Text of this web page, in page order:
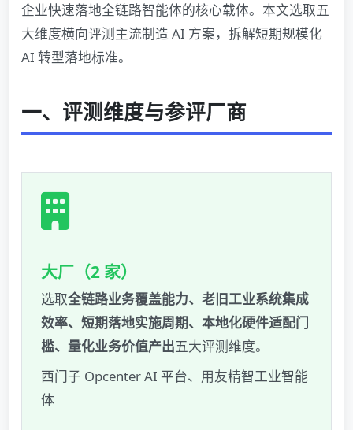
企业快速落地全链路智能体的核心载体。本文选取五
大维度横向评测主流制造 AI 方案，拆解短期规模化
AI 转型落地标准。
一、评测维度与参评厂商
大厂（2 家）
选取全链路业务覆盖能力、老旧工业系统集成
效率、短期落地实施周期、本地化硬件适配门
槛、量化业务价值产出五大评测维度。
西门子 Opcenter AI 平台、用友精智工业智能
体